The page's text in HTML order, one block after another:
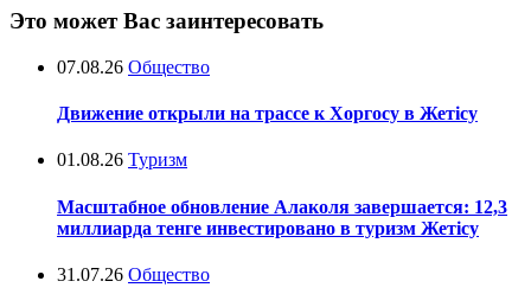
Это может Вас заинтересовать
07.08.26 Общество
Движение открыли на трассе к Хоргосу в Жетісу
01.08.26 Туризм
Масштабное обновление Алаколя завершается: 12,3
миллиарда тенге инвестировано в туризм Жетісу
31.07.26 Общество